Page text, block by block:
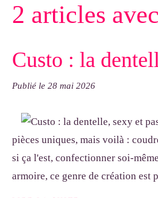
exemple : "Bonnet cloche From
2 articles avec
Custo : la
Publié le 28 mai 2026
pièces uniques, mais voilà :
si ça l'est, confectionner soi-
armoire, ce genre de création est